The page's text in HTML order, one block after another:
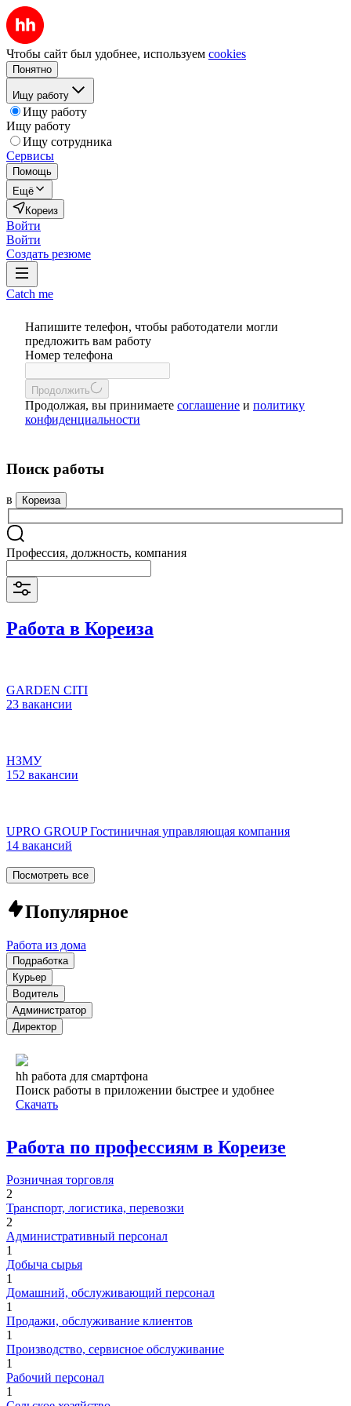
Чтобы сайт был удобнее, используем cookies
Понятно
Ищу работу
Ищу работу
Ищу работу
Ищу сотрудника
Сервисы
Помощь
Ещё
Кореиз
Войти
Войти
Создать резюме
Catch me
Напишите телефон, чтобы работодатели могли
предложить вам работу
Номер телефона
Продолжить
Продолжая, вы принимаете соглашение и политику
конфиденциальности
Поиск работы
в Кореиза
Профессия, должность, компания
Работа в Кореиза
GARDEN CITI
23 вакансии
НЗМУ
152 вакансии
UPRO GROUP Гостиничная управляющая компания
14 вакансий
Посмотреть все
Популярное
Работа из дома
Подработка
Курьер
Водитель
Администратор
Директор
hh работа для смартфона
Поиск работы в приложении быстрее и удобнее
Скачать
Работа по профессиям в Кореизе
Розничная торговля
2
Транспорт, логистика, перевозки
2
Административный персонал
1
Добыча сырья
1
Домашний, обслуживающий персонал
1
Продажи, обслуживание клиентов
1
Производство, сервисное обслуживание
1
Рабочий персонал
1